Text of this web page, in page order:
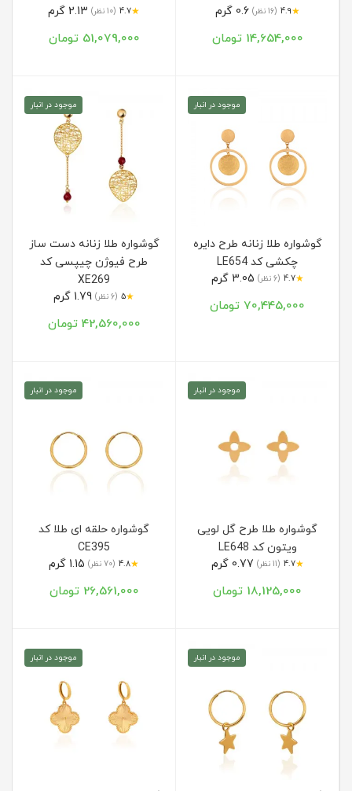
★
4.9 (16 نظر) 0.6 گرم
14,654,000 تومان
★
4.7 (10 نظر)
51,079,000 تومان
موجود در انبار
گوشواره طلا زنانه طرح دایره
چکشی کد LE654
★
4.7 (6 نظر)
70,445,000 تومان
موجود در انبار
گوشواره طلا زنانه دست ساز
طرح فیوژن چیپسی کد
XE269
★
5 (6 نظر)
42,560,000 تومان
موجود در انبار
گوشواره طلا طرح گل لویی
ویتون کد LE648
★
4.7 (11 نظر)
18,125,000 تومان
موجود در انبار
گوشواره حلقه ای طلا کد
CE395
★
4.8 (70 نظر)
26,561,000 تومان
موجود در انبار موجود در انبار